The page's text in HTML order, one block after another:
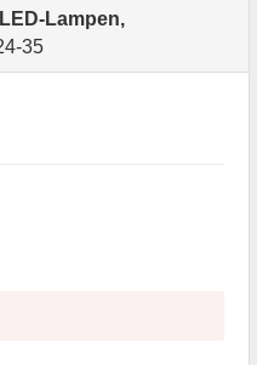
LED-Lampen,
35